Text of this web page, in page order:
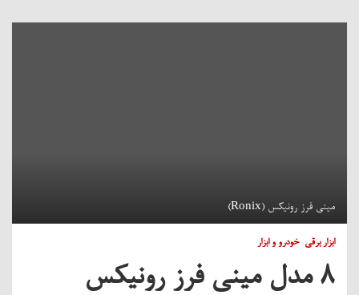
مینی فرز رونیکس (Ronix)
ابزار برقی خودرو و ابزار
8 مدل مینی فرز رونیکس